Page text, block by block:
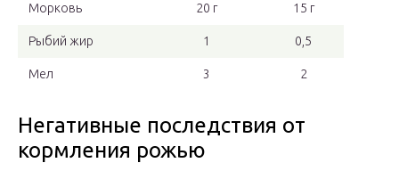
Морковь 20 г 15 г
Рыбий жир 1 0,5
Мел 3 2
Негативные последствия от
кормления рожью